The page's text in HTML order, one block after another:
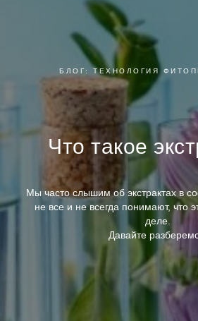
БЛОГ: ТЕХНОЛОГИЯ
Что такое
Мы часто слышим об экстрактах в
не все и не всегда понимают, что
деле.
Давайте